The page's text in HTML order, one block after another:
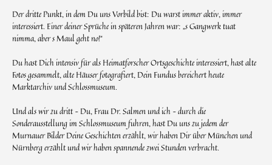
Der dritte Punkt, in dem Du uns Vorbild bist: Du warst immer aktiv, immer
interessiert. Einer deiner Sprüche in späteren Jahren war: „s Gangwerk tuat
nimma, aber s Maul geht no!“
Du hast Dich intensiv für als Heimatforscher Ortsgeschichte interessiert, hast alte
Fotos gesammelt, alte Häuser fotografiert, Dein Fundus bereichert heute
Marktarchiv und Schlossmuseum.
Und als wir zu dritt – Du, Frau Dr. Salmen und ich – durch die
Sonderausstellung im Schlossmuseum fuhren, hast Du uns zu jedem der
Murnauer Bilder Deine Geschichten erzählt, wir haben Dir über München und
Nürnberg erzählt und wir haben spannende zwei Stunden verbracht.